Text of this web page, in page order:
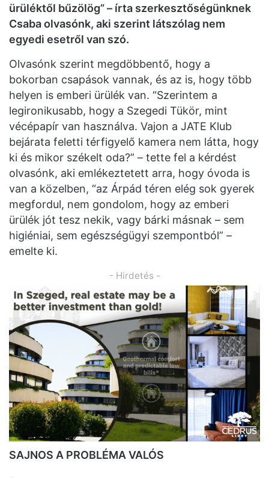
ürüléktől bűzölög” – írta szerkesztőségünknek
Csaba olvasónk, aki szerint látszólag nem
egyedi esetről van szó.
Olvasónk szerint megdöbbentő, hogy a
bokorban csapások vannak, és az is, hogy több
helyen is emberi ürülék van. “Szerintem a
legironikusabb, hogy a Szegedi Tükör, mint
vécépapír van használva. Vajon a JATE Klub
bejárata feletti térfigyelő kamera nem látta, hogy
ki és mikor székelt oda?” – tette fel a kérdést
olvasónk, aki emlékeztetett arra, hogy óvoda is
van a közelben, “az Árpád téren elég sok gyerek
megfordul, nem gondolom, hogy az emberi
ürülék jót tesz nekik, vagy bárki másnak – sem
higiéniai, sem egészségügyi szempontból” –
emelte ki.
- Hirdetés -
SAJNOS A PROBLÉMA VALÓS